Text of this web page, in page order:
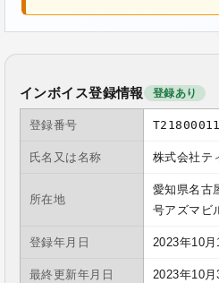
インボイス登録情報 登録あり
登録番号
氏名又は名称 株式会社テ
所在地
愛知県名古
号アズマビ
登録年月日 2023年10月
最終更新年月日 2023年10月